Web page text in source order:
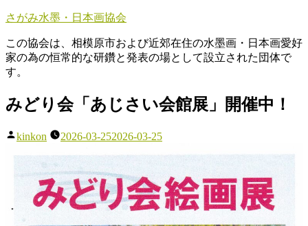
コ
テ
ン
ツ
ス
ッ
さがみ水墨・日本画協会
この協会は、相模原市および近郊在住の水墨画・日本画愛好
家の為の恒常的な研鑽と発表の場として設立された団体で
す。
みどり会「あじさい会館展」開催中！
投
kinkon 2026-03-252026-03-25